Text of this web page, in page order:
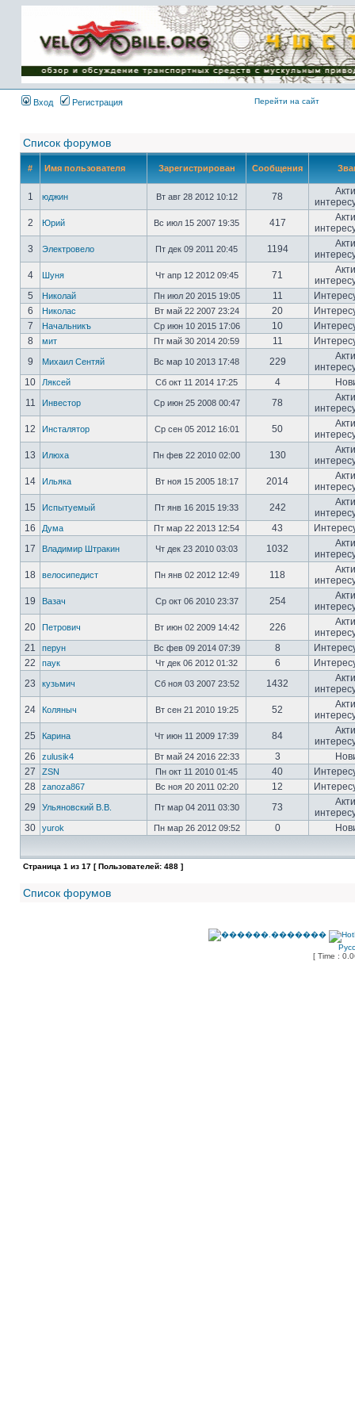
Имя пользователя:
Пароль:
{ LOG_ME_IN_SHORT
}
Вход
Регистрация Перейти на сайт
Список форумов
# Имя пользователя Зарегистрирован Сообщения
1 юджин Вт авг 28 2012 10:12 78
2
Юрий Вс июл 15 2007 19:35 417
3
Электровело Пт дек 09 2011 20:45 1194
4
Шуня Чт апр 12 2012 09:45 71
5
Николай Пн июл 20 2015 19:05 11
6
Николас Вт май 22 2007 23:24 20
7
Начальникъ Ср июн 10 2015 17:06 10
8
мит Пт май 30 2014 20:59 11
9
Михаил Сентяй Вс мар 10 2013 17:48 229
10
Ляксей Сб окт 11 2014 17:25 4
11
Инвестор Ср июн 25 2008 00:47 78
12
Инсталятор Ср сен 05 2012 16:01 50
13
Илюха Пн фев 22 2010 02:00 130
14
Ильяка Вт ноя 15 2005 18:17 2014
15
Испытуемый Пт янв 16 2015 19:33 242
16
Дума Пт мар 22 2013 12:54 43
17
Владимир Штракин Чт дек 23 2010 03:03 1032
18
велосипедист Пн янв 02 2012 12:49 118
19
Вазач Ср окт 06 2010 23:37 254
20
Петрович Вт июн 02 2009 14:42 226
21
перун Вс фев 09 2014 07:39 8
22
паук Чт дек 06 2012 01:32 6
23
кузьмич Сб ноя 03 2007 23:52 1432
24
Коляныч Вт сен 21 2010 19:25 52
25
Карина Чт июн 11 2009 17:39 84
26
zulusik4 Вт май 24 2016 22:33 3
27
ZSN Пн окт 11 2010 01:45 40
28
zanoza867 Вс ноя 20 2011 02:20 12
29
Ульяновский В.В. Пт мар 04 2011 03:30 73
30
yurok Пн мар 26 2012 09:52 0
Страница 1 из 17 [ Пользователей: 488 ]
Список форумов
[ Time :